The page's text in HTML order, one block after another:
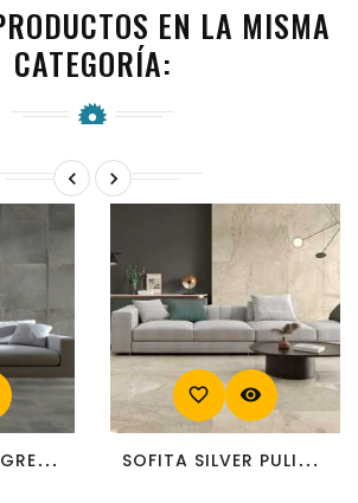
EN LA MISMA
CATEGORÍA:
 
COTTONBLEND GREY 60X60...
favorite_border visibility
SOFITA SILVER PULIDO...